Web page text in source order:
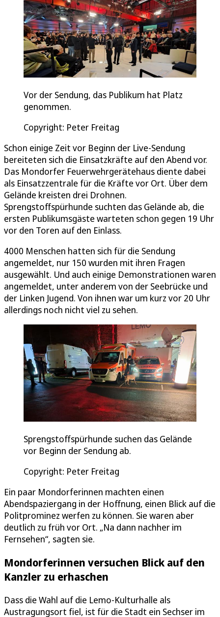
Vor der Sendung, das Publikum hat Platz
genommen.
Copyright: Peter Freitag
Schon einige Zeit vor Beginn der Live-Sendung
bereiteten sich die Einsatzkräfte auf den Abend vor.
Das Mondorfer Feuerwehrgerätehaus diente dabei
als Einsatzzentrale für die Kräfte vor Ort. Über dem
Gelände kreisten drei Drohnen.
Sprengstoffspürhunde suchten das Gelände ab, die
ersten Publikumsgäste warteten schon gegen 19 Uhr
vor den Toren auf den Einlass.
4000 Menschen hatten sich für die Sendung
angemeldet, nur 150 wurden mit ihren Fragen
ausgewählt. Und auch einige Demonstrationen waren
angemeldet, unter anderem von der Seebrücke und
der Linken Jugend. Von ihnen war um kurz vor 20 Uhr
allerdings noch nicht viel zu sehen.
Sprengstoffspürhunde suchen das Gelände
vor Beginn der Sendung ab.
Copyright: Peter Freitag
Ein paar Mondorferinnen machten einen
Abendspaziergang in der Hoffnung, einen Blick auf die
Politprominez werfen zu können. Sie waren aber
deutlich zu früh vor Ort. „Na dann nachher im
Fernsehen“, sagten sie.
Mondorferinnen versuchen Blick auf den
Kanzler zu erhaschen
Dass die Wahl auf die Lemo-Kulturhalle als
Austragungsort fiel, ist für die Stadt ein Sechser im